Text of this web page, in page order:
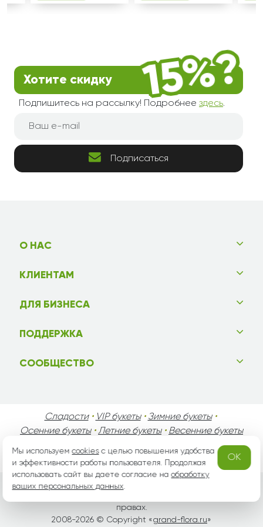
Юлия
26.06.2018
Орел
Очень интересное сочетание цветов, прям не
налюбуешься на этот букет. Спасибо!
Рима
25.06.2018
Хотите скидку
Подпишитесь на рассылку! Подробнее здесь.
Подписаться
О НАС
КЛИЕНТАМ
ДЛЯ БИЗНЕСА
ПОДДЕРЖКА
СООБЩЕСТВО
Сладости• VIP букеты• Зимние букеты•
Осенние букеты•Летние букеты• Весенние букеты
•
День Мужчин•Праздники!
правах.
2008-2026 © Copyright «grand-flora.ru»
Мы используемcookiesс целью повышения удобства
и эффективности работы пользователя. Продолжая
использовать сайт вы даете согласие наобработку
ваших персональных данных.
OK